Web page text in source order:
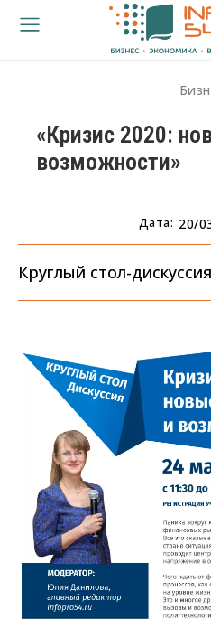
«Кризис 2020:
возможности»
Дата: 20/
Круглый стол-дискуссия